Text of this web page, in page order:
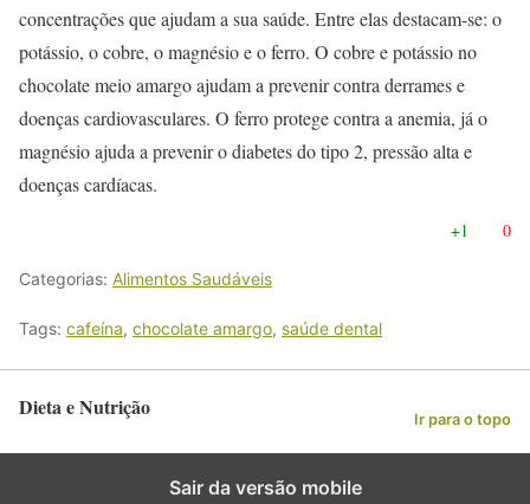
concentrações que ajudam a sua saúde. Entre elas destacam-se: o
potássio, o cobre, o magnésio e o ferro. O cobre e potássio no
chocolate meio amargo ajudam a prevenir contra derrames e
doenças cardiovasculares. O ferro protege contra a anemia, já o
magnésio ajuda a prevenir o diabetes do tipo 2, pressão alta e
doenças cardíacas.
+1 0
Categorias: Alimentos Saudáveis
Tags: cafeína, chocolate amargo, saúde dental
Dieta e Nutrição Ir para o topo
Sair da versão mobile